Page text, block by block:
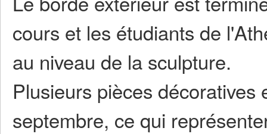
cours et les étudiants de
au niveau de la sculpture.
Plusieurs pièces
septembre, ce qui